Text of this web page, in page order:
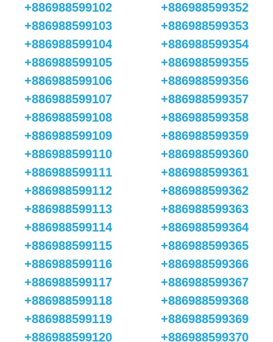
+886988599102
+886988599103
+886988599104
+886988599105
+886988599106
+886988599107
+886988599108
+886988599109
+886988599110
+886988599111
+886988599112
+886988599113
+886988599114
+886988599115
+886988599116
+886988599117
+886988599118
+886988599119
+886988599120
+886988599352
+886988599353
+886988599354
+886988599355
+886988599356
+886988599357
+886988599358
+886988599359
+886988599360
+886988599361
+886988599362
+886988599363
+886988599364
+886988599365
+886988599366
+886988599367
+886988599368
+886988599369
+886988599370